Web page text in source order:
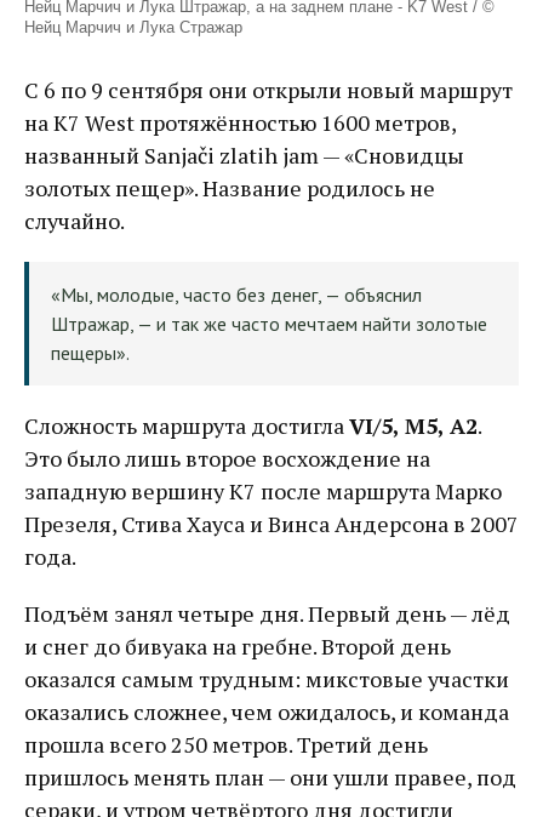
Нейц Марчич и Лука Штражар, а на заднем плане - K7 West / ©
Нейц Марчич и Лука Стражар
С 6 по 9 сентября они открыли новый маршрут
на К7 West протяжённостью 1600 метров,
названный Sanjači zlatih jam — «Сновидцы
золотых пещер». Название родилось не
случайно.
«Мы, молодые, часто без денег, — объяснил
Штражар, — и так же часто мечтаем найти золотые
пещеры».
Сложность маршрута достиглаVI/5, M5, A2.
Это было лишь второе восхождение на
западную вершину К7 после маршрута Марко
Презеля, Стива Хауса и Винса Андерсона в 2007
года.
Подъём занял четыре дня. Первый день — лёд
и снег до бивуака на гребне. Второй день
оказался самым трудным: микстовые участки
оказались сложнее, чем ожидалось, и команда
прошла всего 250 метров. Третий день
пришлось менять план — они ушли правее, под
сераки, и утром четвёртого дня достигли